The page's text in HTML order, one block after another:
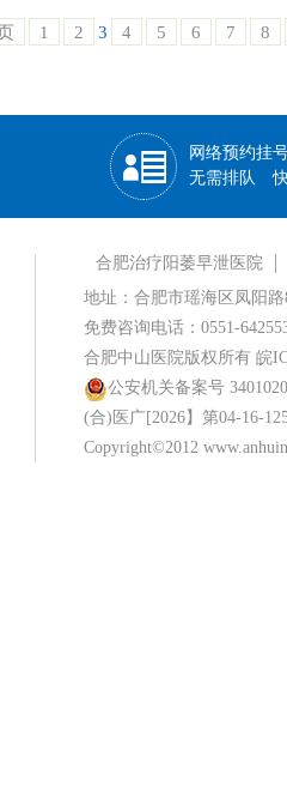
1 2 3 4 5 6 7 8
网络预约挂
无需排队
合肥治疗阳萎早泄医院
地址：合肥市瑶海区凤阳路
免费咨询电话：0551-
合肥中山医院版权所有 皖
公安机关备案号
(合)医广[2026】第04-16-
Copyright©2012